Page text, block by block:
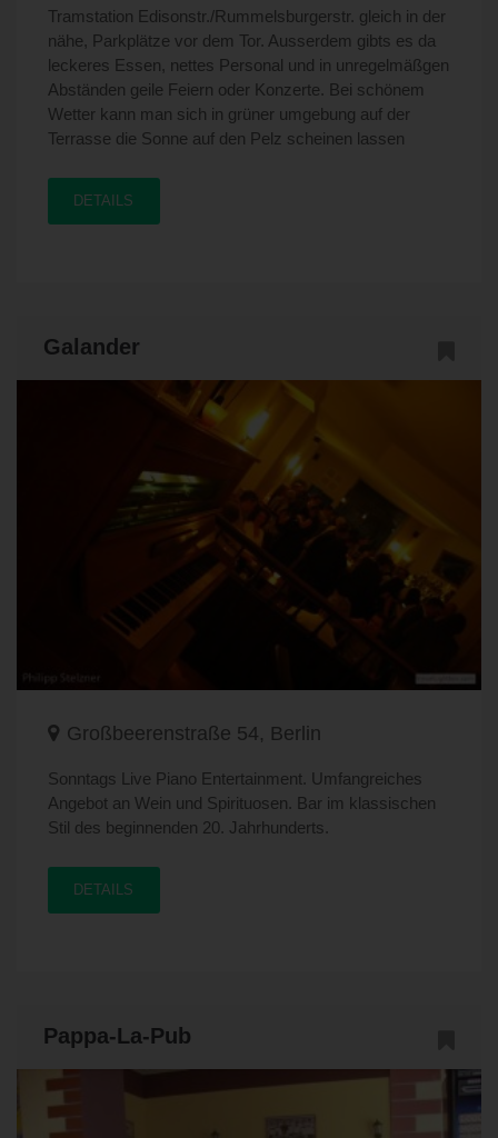
Tramstation Edisonstr./Rummelsburgerstr. gleich in der
nähe, Parkplätze vor dem Tor. Ausserdem gibts es da
leckeres Essen, nettes Personal und in unregelmäßgen
Abständen geile Feiern oder Konzerte. Bei schönem
Wetter kann man sich in grüner umgebung auf der
Terrasse die Sonne auf den Pelz scheinen lassen
DETAILS
Galander
Großbeerenstraße 54, Berlin
Sonntags Live Piano Entertainment. Umfangreiches
Angebot an Wein und Spirituosen. Bar im klassischen
Stil des beginnenden 20. Jahrhunderts.
DETAILS
Pappa-La-Pub